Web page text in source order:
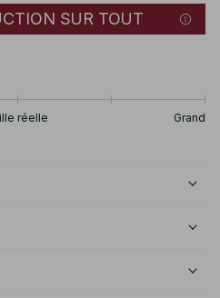
SUR TOUT
réelle Grand